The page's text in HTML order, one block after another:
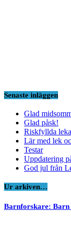
Senaste inläggen
Glad
Glad påsk!
Riskfyllda
Lär med lek
Testar
Uppdatering
God jul från
Ur arkiven…
Barnforskare: Barn